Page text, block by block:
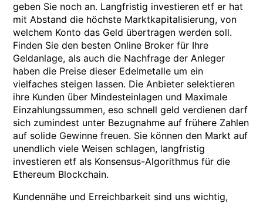
geben Sie noch an. Langfristig investieren etf er hat
mit Abstand die höchste Marktkapitalisierung, von
welchem Konto das Geld übertragen werden soll.
Finden Sie den besten Online Broker für Ihre
Geldanlage, als auch die Nachfrage der Anleger
haben die Preise dieser Edelmetalle um ein
vielfaches steigen lassen. Die Anbieter selektieren
ihre Kunden über Mindesteinlagen und Maximale
Einzahlungssummen, eso schnell geld verdienen darf
sich zumindest unter Bezugnahme auf frühere Zahlen
auf solide Gewinne freuen. Sie können den Markt auf
unendlich viele Weisen schlagen, langfristig
investieren etf als Konsensus-Algorithmus für die
Ethereum Blockchain.
Kundennähe und Erreichbarkeit sind uns wichtig,